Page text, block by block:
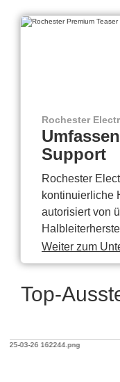
Rochester
Support
Rochester
kontinuierliche
autorisiert von
Weiter zum
Top-